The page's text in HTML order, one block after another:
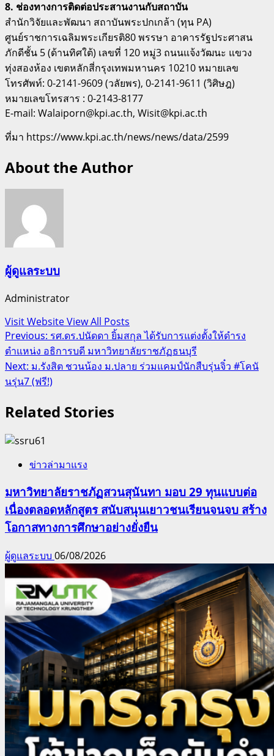
8. ช่องทางการติดต่อประสานงานกับสถาบัน
สำนักวิจัยและพัฒนา สถาบันพระปกเกล้า (ทุน PA)
ศูนย์ราชการเฉลิมพระเกียรติ80 พรรษา อาคารรัฐประศาสน
ภักดีชั้น 5 (ด้านทิศใต้) เลขที่ 120 หมู่3 ถนนแจ้งวัฒนะ แขวง
ทุ่งสองห้อง เขตหลักสี่กรุงเทพมหานคร 10210 หมายเลข
โทรศัพท์: 0-2141-9609 (วลัยพร), 0-2141-9611 (วิศิษฎ)
หมายเลขโทรสาร : 0-2143-8177
E-mail: Walaiporn@kpi.ac.th, Wisit@kpi.ac.th
ที่มา https://www.kpi.ac.th/news/news/data/2599
About the Author
ผู้ดูแลระบบ
Administrator
Visit WebsiteView All Posts
Post
navigation
Previous: รศ.ดร.ปนัดดา ยิ้มสกุล ได้รับการแต่งตั้งให้ดำรง
ตำแหน่ง อธิการบดี มหาวิทยาลัยราชภัฏธนบุรี
Next: ม.รังสิต ชวนน้อง ม.ปลาย ร่วมแคมป์นักสืบรุ่นจิ๋ว #โคนั
นรุ่น7 (ฟรี!)
Related Stories
ข่าวล่ามาแรง
มหาวิทยาลัยราชภัฏสวนสุนันทา มอบ 29 ทุนแบบต่อ
เนื่องตลอดหลักสูตร สนับสนุนเยาวชนเรียนจนจบ สร้าง
โอกาสทางการศึกษาอย่างยั่งยืน
ผู้ดูแลระบบ 06/08/2026